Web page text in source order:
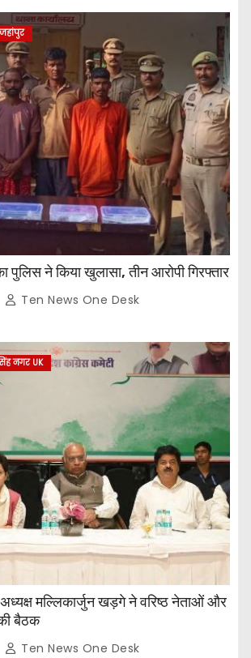
पुलिस ने किया खुलासा, तीन आरोपी गिरफ्तार
Ten News One Desk
नगर UK
मल्लिकार्जुन खड़गे ने वरिष्ठ नेताओं और
बैठक
Ten News One Desk